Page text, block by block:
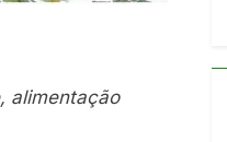
alimentação